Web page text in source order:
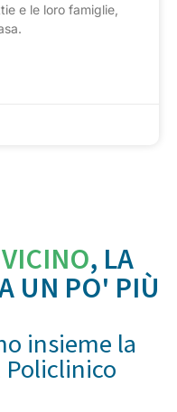
e le loro famiglie,
, LA
UN PO' PIÙ
insieme la
Policlinico